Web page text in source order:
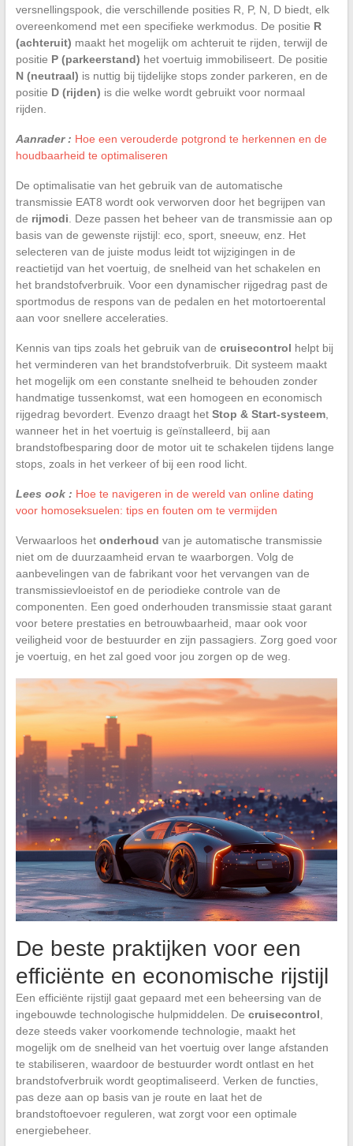
versnellingspook, die verschillende posities R, P, N, D biedt, elk
overeenkomend met een specifieke werkmodus. De positie R
(achteruit) maakt het mogelijk om achteruit te rijden, terwijl de
positie P (parkeerstand) het voertuig immobiliseert. De positie
N (neutraal) is nuttig bij tijdelijke stops zonder parkeren, en de
positie D (rijden) is die welke wordt gebruikt voor normaal
rijden.
Aanrader : Hoe een verouderde potgrond te herkennen en de
houdbaarheid te optimaliseren
De optimalisatie van het gebruik van de automatische
transmissie EAT8 wordt ook verworven door het begrijpen van
de rijmodi . Deze passen het beheer van de transmissie aan op
basis van de gewenste rijstijl: eco, sport, sneeuw, enz. Het
selecteren van de juiste modus leidt tot wijzigingen in de
reactietijd van het voertuig, de snelheid van het schakelen en
het brandstofverbruik. Voor een dynamischer rijgedrag past de
sportmodus de respons van de pedalen en het motortoerental
aan voor snellere acceleraties.
Kennis van tips zoals het gebruik van de cruisecontrol helpt bij
het verminderen van het brandstofverbruik. Dit systeem maakt
het mogelijk om een constante snelheid te behouden zonder
handmatige tussenkomst, wat een homogeen en economisch
rijgedrag bevordert. Evenzo draagt het Stop & Start-systeem,
wanneer het in het voertuig is geïnstalleerd, bij aan
brandstofbesparing door de motor uit te schakelen tijdens lange
stops, zoals in het verkeer of bij een rood licht.
Lees ook : Hoe te navigeren in de wereld van online dating
voor homoseksuelen: tips en fouten om te vermijden
Verwaarloos het onderhoud van je automatische transmissie
niet om de duurzaamheid ervan te waarborgen. Volg de
aanbevelingen van de fabrikant voor het vervangen van de
transmissievloeistof en de periodieke controle van de
componenten. Een goed onderhouden transmissie staat garant
voor betere prestaties en betrouwbaarheid, maar ook voor
veiligheid voor de bestuurder en zijn passagiers. Zorg goed voor
je voertuig, en het zal goed voor jou zorgen op de weg.
De beste praktijken voor een
efficiënte en economische rijstijl
Een efficiënte rijstijl gaat gepaard met een beheersing van de
ingebouwde technologische hulpmiddelen. De cruisecontrol
deze steeds vaker voorkomende technologie, maakt het
mogelijk om de snelheid van het voertuig over lange afstanden
te stabiliseren, waardoor de bestuurder wordt ontlast en het
brandstofverbruik wordt geoptimaliseerd. Verken de functies,
pas deze aan op basis van je route en laat het de
brandstoftoevoer reguleren, wat zorgt voor een optimale
energiebeheer.